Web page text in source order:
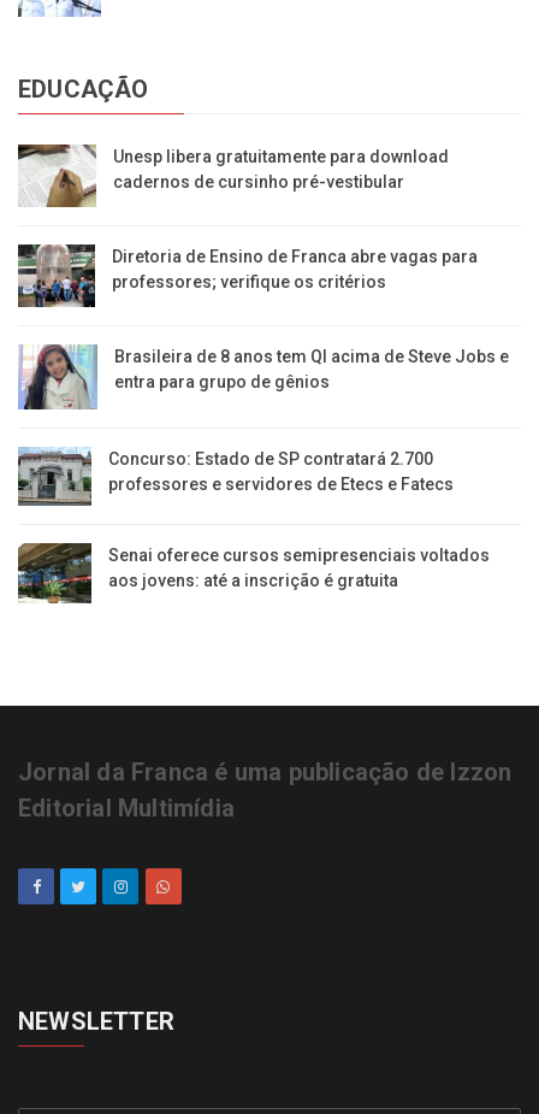
EDUCAÇÃO
Unesp libera gratuitamente para download
cadernos de cursinho pré-vestibular
Diretoria de Ensino de Franca abre vagas para
professores; verifique os critérios
Brasileira de 8 anos tem QI acima de Steve Jobs e
entra para grupo de gênios
Concurso: Estado de SP contratará 2.700
professores e servidores de Etecs e Fatecs
Senai oferece cursos semipresenciais voltados
aos jovens: até a inscrição é gratuita
Jornal da Franca é uma publicação de Izzon
Editorial Multimídia
NEWSLETTER